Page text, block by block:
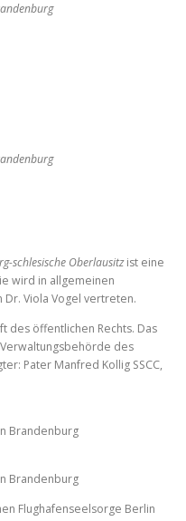
schlesische Oberlausitzist eine
wird in allgemeinen
Viola Vogel vertreten.
des öffentlichen Rechts. Das
des
Pater Manfred Kollig SSCC,
Brandenburg
Brandenburg
Flughafenseelsorge Berlin